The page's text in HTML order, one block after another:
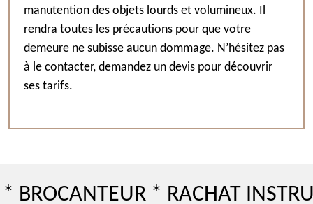
manutention des objets lourds et volumineux. Il
rendra toutes les précautions pour que votre
demeure ne subisse aucun dommage. N’hésitez pas
à le contacter, demandez un devis pour découvrir
ses tarifs.
* RACHAT